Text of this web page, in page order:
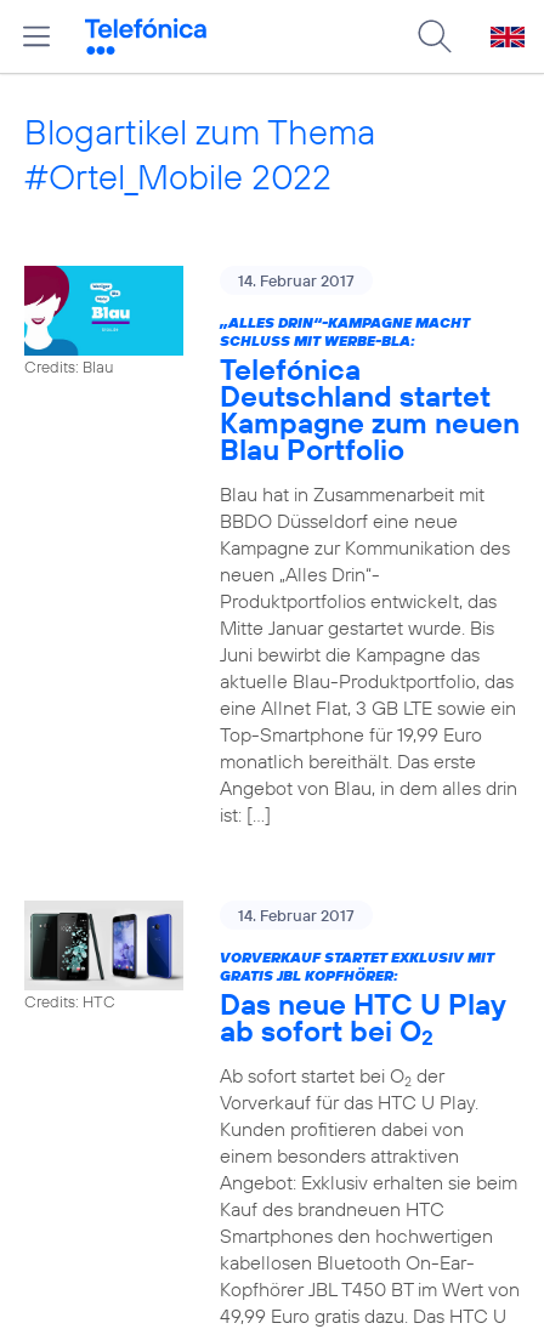
Blogartikel zum Thema
#Ortel_Mobile 2022
Credits: Blau
14. Februar 2017
„ALLES DRIN“-KAMPAGNE MACHT
SCHLUSS MIT WERBE-BLA:
Telefónica
Deutschland startet
Kampagne zum neuen
Blau Portfolio
Blau hat in Zusammenarbeit mit
BBDO Düsseldorf eine neue
Kampagne zur Kommunikation des
neuen „Alles Drin“-
Produktportfolios entwickelt, das
Mitte Januar gestartet wurde. Bis
Juni bewirbt die Kampagne das
aktuelle Blau-Produktportfolio, das
eine Allnet Flat, 3 GB LTE sowie ein
Top-Smartphone für 19,99 Euro
monatlich bereithält. Das erste
Angebot von Blau, in dem alles drin
ist: […]
Credits: HTC
14. Februar 2017
VORVERKAUF STARTET EXKLUSIV MIT
GRATIS JBL KOPFHÖRER:
Das neue HTC U Play
ab sofort bei O2
Ab sofort startet bei O2der
Vorverkauf für das HTC U Play.
Kunden profitieren dabei von
einem besonders attraktiven
Angebot: Exklusiv erhalten sie beim
Kauf des brandneuen HTC
Smartphones den hochwertigen
kabellosen Bluetooth On-Ear-
Kopfhörer JBL T450 BT im Wert von
49,99 Euro gratis dazu. Das HTC U